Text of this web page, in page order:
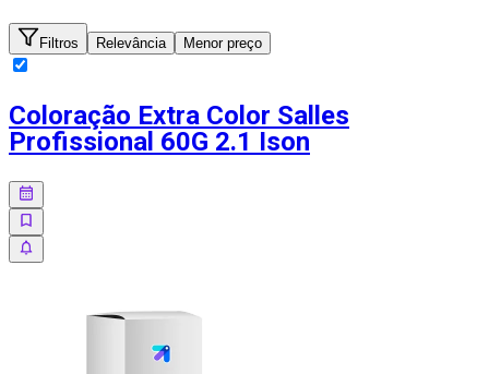
Filtros Relevância Menor preço
Coloração Extra Color Salles
Profissional 60G 2.1 Ison